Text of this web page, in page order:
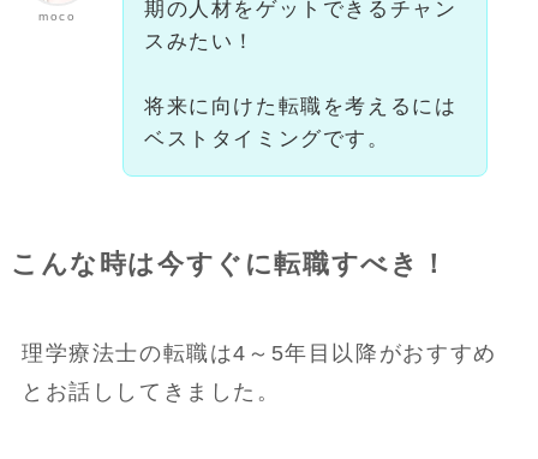
moco
期の人材をゲットできるチャン
スみたい！
将来に向けた転職を考えるには
ベストタイミングです。
こんな時は今すぐに転職すべき！
理学療法士の転職は4～5年目以降がおすすめ
とお話ししてきました。